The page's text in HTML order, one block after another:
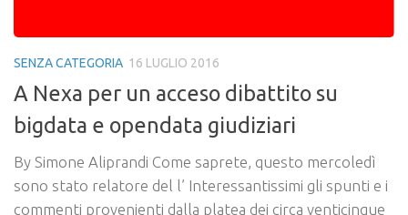
SENZA CATEGORIA 16 LUGLIO 2016
A Nexa per un acceso dibattito su
bigdata e opendata giudiziari
By Simone Aliprandi Come saprete, questo mercoledì
sono stato relatore del l’ Interessantissimi gli spunti e i
commenti provenienti dalla platea dei circa venticinque